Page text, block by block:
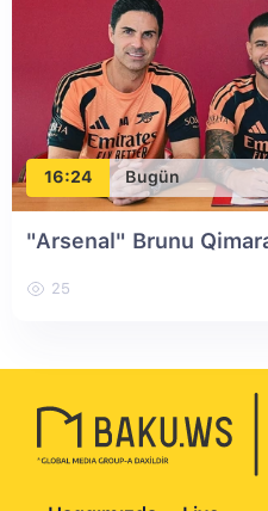
16:24 Bugün
"Arsenal" Brunu
25